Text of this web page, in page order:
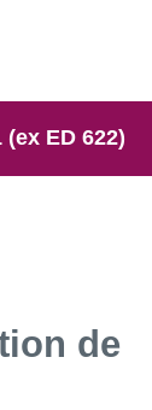
ED 622)
de